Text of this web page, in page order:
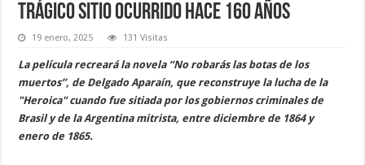
trágico sitio ocurrido hace 160 años
19 enero, 2025 131 Visitas
La película recreará la novela “No robarás las botas de los
muertos”, de Delgado Aparaín, que reconstruye la lucha de la
"Heroica" cuando fue sitiada por los gobiernos criminales de
Brasil y de la Argentina mitrista, entre diciembre de 1864 y
enero de 1865.